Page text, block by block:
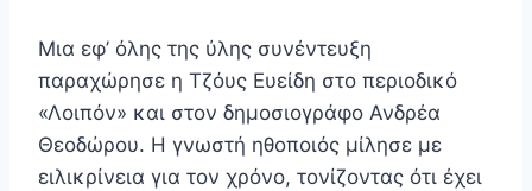
Μια εφ’ όλης της ύλης συνέντευξη
παραχώρησε η Τζόυς Ευείδη στο περιοδικό
«Λοιπόν» και στον δημοσιογράφο Ανδρέα
Θεοδώρου. Η γνωστή ηθοποιός μίλησε με
ειλικρίνεια για τον χρόνο, τονίζοντας ότι έχει